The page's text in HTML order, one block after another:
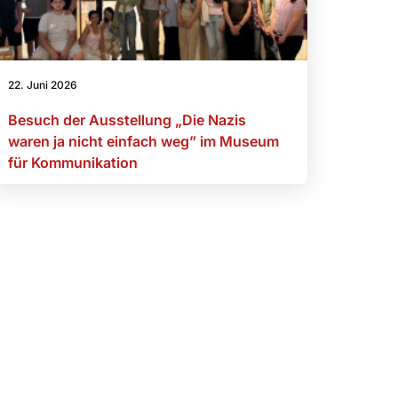
22. Juni 2026
Besuch der Ausstellung „Die Nazis
waren ja nicht einfach weg” im Museum
für Kommunikation